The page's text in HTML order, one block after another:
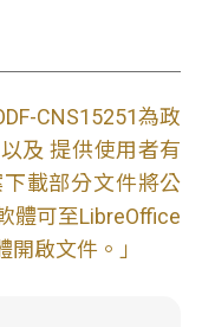
CNS15251為政
及 提供使用者有
載部分文件將公
體可至LibreOffice
啟文件。」